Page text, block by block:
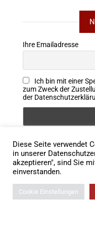
Ihre Emailadresse
Ich bin mit einer
zum Zweck der
der
Diese Seite verwendet
in unserer
akzeptieren", sind Sie
einverstanden.
Cookie Einstellungen